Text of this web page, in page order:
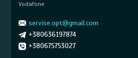
Vodafone
servise.opt@gmail.com
+380636197874
+380675753027